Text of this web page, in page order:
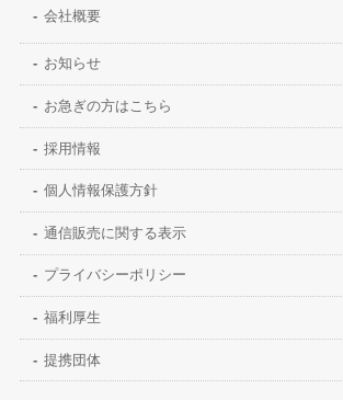
会社概要
お知らせ
お急ぎの方はこちら
採用情報
個人情報保護方針
通信販売に関する表示
プライバシーポリシー
福利厚生
提携団体